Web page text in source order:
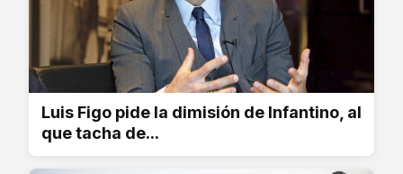
Luis Figo pide la dimisión de Infantino, al
que tacha de...